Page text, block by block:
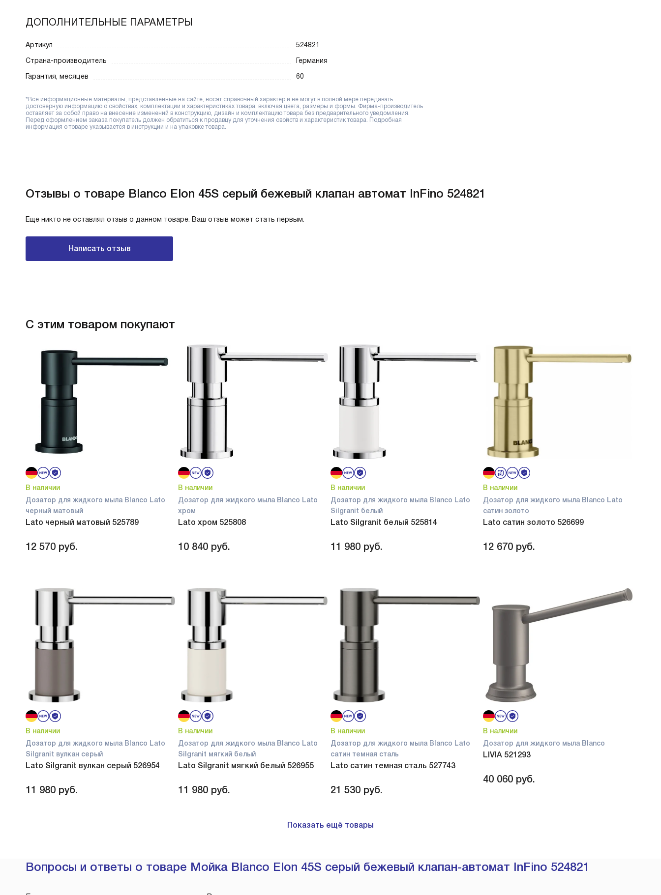
ДОПОЛНИТЕЛЬНЫЕ ПАРАМЕТРЫ
Артикул
524821
Страна-производитель
Германия
Гарантия, месяцев
60
*Все информационные материалы, представленные на сайте, носят справочный характер и не могут в полной мере передавать
достоверную информацию о свойствах, комплектации и характеристиках товара, включая цвета, размеры и формы. Фирма-производитель
оставляет за собой право на внесение изменений в конструкцию, дизайн и комплектацию товара без предварительного уведомления.
Перед оформлением заказа покупатель должен обратиться к продавцу для уточнения свойств и характеристик товара. Подробная
информация о товаре указывается в инструкции и на упаковке товара.
Отзывы о товаре Blanco Elon 45S серый бежевый клапан автомат InFino 524821
Еще никто не оставлял отзыв о данном товаре. Ваш отзыв может стать первым.
Написать отзыв
С этим товаром покупают
В наличии
Дозатор для жидкого мыла Blanco Lato
черный матовый
Lato черный матовый 525789
12 570 руб.
В наличии
Дозатор для жидкого мыла Blanco Lato
хром
Lato хром 525808
10 840 руб.
В наличии
Дозатор для жидкого мыла Blanco Lato
Silgranit белый
Lato Silgranit белый 525814
11 980 руб.
В наличии
Дозатор для жидкого мыла Blanco Lato
сатин золото
Lato сатин золото 526699
12 670 руб.
В наличии
Дозатор для жидкого мыла Blanco Lato
Silgranit вулкан серый
Lato Silgranit вулкан серый 526954
11 980 руб.
В наличии
Дозатор для жидкого мыла Blanco Lato
Silgranit мягкий белый
Lato Silgranit мягкий белый 526955
11 980 руб.
В наличии
Дозатор для жидкого мыла Blanco Lato
сатин темная сталь
Lato сатин темная сталь 527743
21 530 руб.
В наличии
Дозатор для жидкого мыла Blanco
LIVIA 521293
40 060 руб.
Показать ещё товары
Вопросы и ответы о товаре Мойка Blanco Elon 45S серый бежевый клапан-автомат InFino 524821